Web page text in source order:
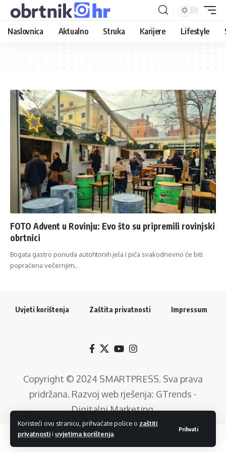
Koristeći ovu stranicu, prihvaćate police o zaštiti
privatnostii uvjetima korištenja.
Prihvati
Naslovnica Aktualno Struka Karijere Lifestyle
FOTO Advent u Rovinju: Evo što su pripremili rovinjski
obrtnici
Bogata gastro ponuda autohtonih jela i pića svakodnevno će biti
popraćena večernjim…
Uvjeti korištenja Zaštita privatnosti Impressum
Copyright © 2024 SMARTPRESS. Sva prava
pridržana. Razvoj web rješenja: GTrends -
Digitalni Marketing.